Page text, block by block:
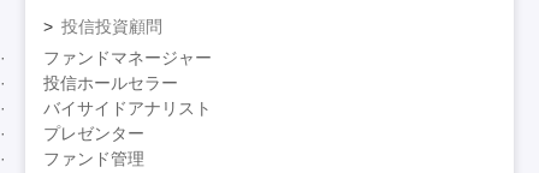
投信投資顧問
ファンドマネージャー
投信ホールセラー
バイサイドアナリスト
プレゼンター
ファンド管理